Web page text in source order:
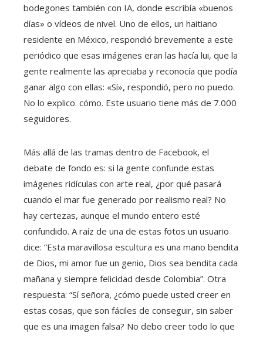
bodegones también con IA, donde escribía «buenos
días» o vídeos de nivel. Uno de ellos, un haitiano
residente en México, respondió brevemente a este
periódico que esas imágenes eran las hacía lui, que la
gente realmente las apreciaba y reconocía que podía
ganar algo con ellas: «Sí», respondió, pero no puedo.
No lo explico. cómo. Este usuario tiene más de 7.000
seguidores.
Más allá de las tramas dentro de Facebook, el
debate de fondo es: si la gente confunde estas
imágenes ridículas con arte real, ¿por qué pasará
cuando el mar fue generado por realismo real? No
hay certezas, aunque el mundo entero esté
confundido. A raíz de una de estas fotos un usuario
dice: “Esta maravillosa escultura es una mano bendita
de Dios, mi amor fue un genio, Dios sea bendita cada
mañana y siempre felicidad desde Colombia”. Otra
respuesta: “Sí señora, ¿cómo puede usted creer en
estas cosas, que son fáciles de conseguir, sin saber
que es una imagen falsa? No debo creer todo lo que